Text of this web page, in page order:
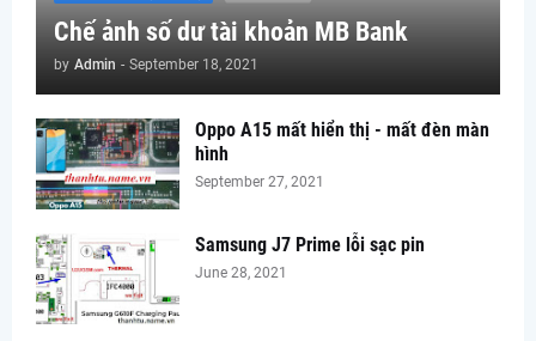
Chế ảnh số dư tài khoản MB Bank
by Admin - September 18, 2021
Oppo A15 mất hiển thị - mất đèn màn
hình
September 27, 2021
Samsung J7 Prime lỗi sạc pin
June 28, 2021